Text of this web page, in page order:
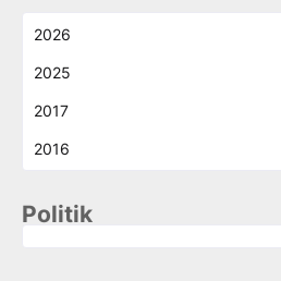
2026
2025
2017
2016
Politik